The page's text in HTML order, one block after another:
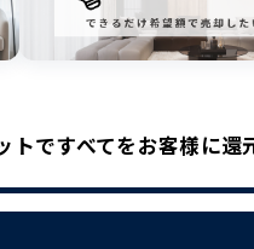
トですべてをお客様に還